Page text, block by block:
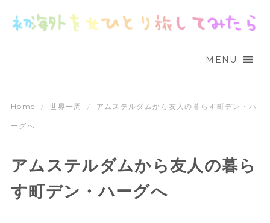
MENU
Home / 世界一周 / アムステルダムから友人の暮らす町デン・ハ
ーグへ
アムステルダムから友人の暮ら
す町デン・ハーグへ